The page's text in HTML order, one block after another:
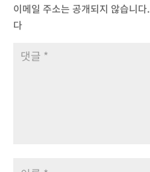
이메일 주소는 공개되지 않습니다.
다